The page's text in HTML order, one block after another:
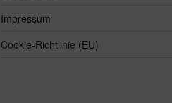
Impressum
Cookie-Richtlinie (EU)